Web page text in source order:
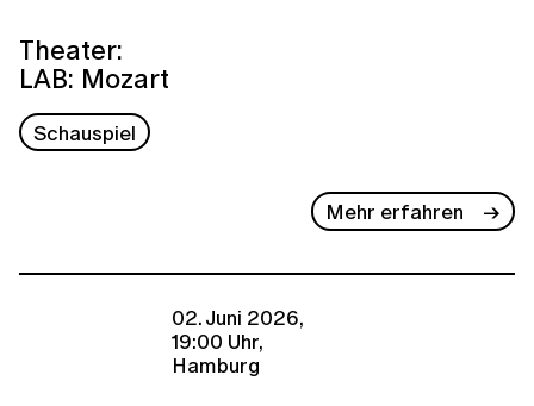
Theater:
LAB: Mozart
Schauspiel
Mehr erfahren
02. Juni 2026,
19:00 Uhr,
Hamburg